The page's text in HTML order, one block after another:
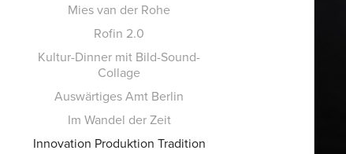
Mies van der Rohe
Rofin 2.0
Kultur-Dinner mit Bild-Sound-
Collage
Auswärtiges Amt Berlin
Im Wandel der Zeit
Innovation Produktion Tradition